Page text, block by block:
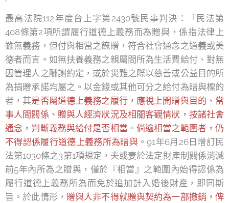
最高法院112年度台上字第2430號民事判決：「民法第
408條第2項所謂履行道德上義務而為贈與，係指法律上
雖無義務，但付與相當之餽贈，符合社會通念之道義或美
德者而言。如無扶養義務之親屬間所為生活費給付、對無
因管理人之酬謝約定，或於災難之際以慈善或公益目的所
為捐贈承諾均屬之。以金錢或其他可分之給付為贈與標的
者，其是否屬道德上義務之履行，應視上開贈與目的、當
事人間關係、贈與人經濟狀況及相關客觀情狀，按諸社會
通念，判斷義務與給付是否相當 。 倘逾相當之範圍者，仍
不得認係履行道德上義務所為贈與 。91年6月26日增訂民
法第1030條之3第1項規定，夫或妻於法定財產制關係消滅
前5年內所為之贈與，僅於『相當』之範圍內始得認係為
履行道德上義務所為而免於追加計入婚後財產，即同斯
旨。於此情形， 贈與人非不得就贈與契約為一部撤銷，俾